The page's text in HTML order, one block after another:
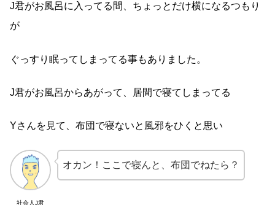
J君がお風呂に入ってる間、ちょっとだけ横になるつもり
が
ぐっすり眠ってしまってる事もありました。
J君がお風呂からあがって、居間で寝てしまってる
Yさんを見て、布団で寝ないと風邪をひくと思い
社会人J君
オカン！ここで寝んと、布団でねたら？